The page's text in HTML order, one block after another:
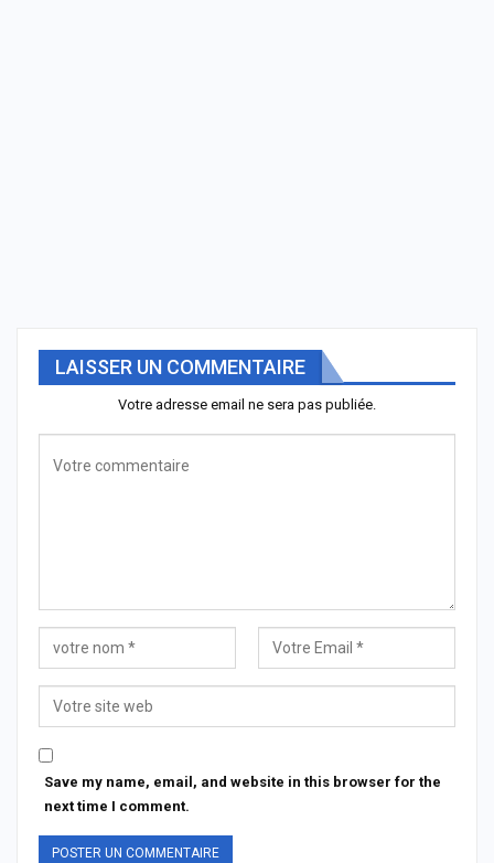
LAISSER UN COMMENTAIRE
Votre adresse email ne sera pas publiée.
Save my name, email, and website in this browser for the
next time I comment.